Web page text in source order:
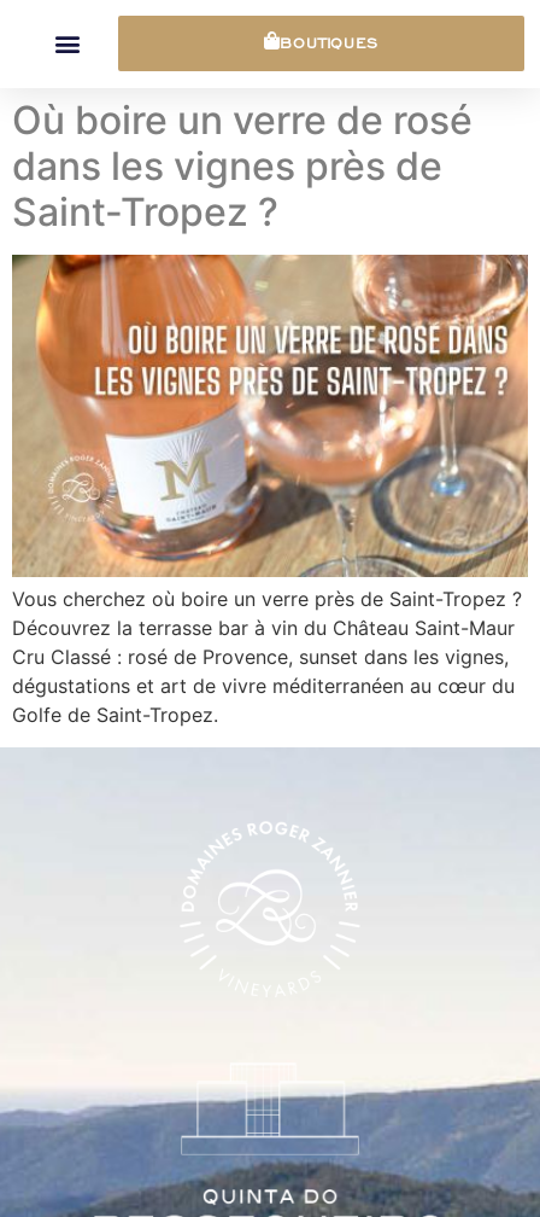
BOUTIQUES
Où boire un verre de rosé
dans les vignes près de
Saint-Tropez ?
Vous cherchez où boire un verre près de Saint-Tropez ?
Découvrez la terrasse bar à vin du Château Saint-Maur
Cru Classé : rosé de Provence, sunset dans les vignes,
dégustations et art de vivre méditerranéen au cœur du
Golfe de Saint-Tropez.
Panneau de gestion des cookies